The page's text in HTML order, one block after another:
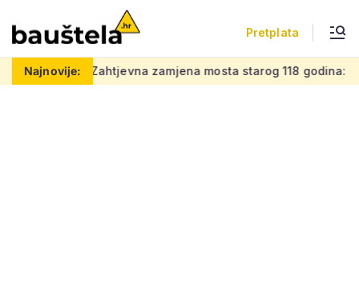
Pretplata
Najnovije:Zahtjevna zamjena mosta starog 118 godina: Novi